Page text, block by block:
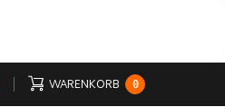
WARENKORB 0